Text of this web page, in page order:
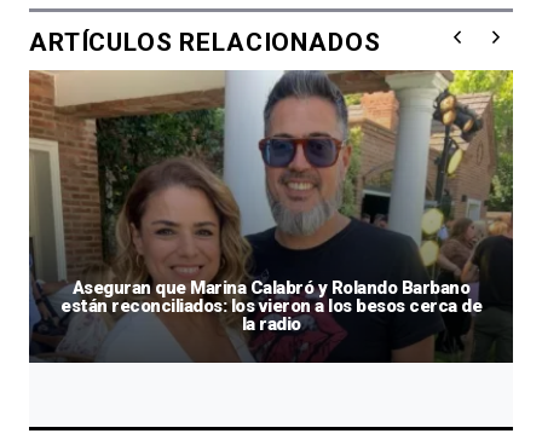
ARTÍCULOS RELACIONADOS
Aseguran que Marina Calabró y Rolando Barbano
están reconciliados: los vieron a los besos cerca de
la radio